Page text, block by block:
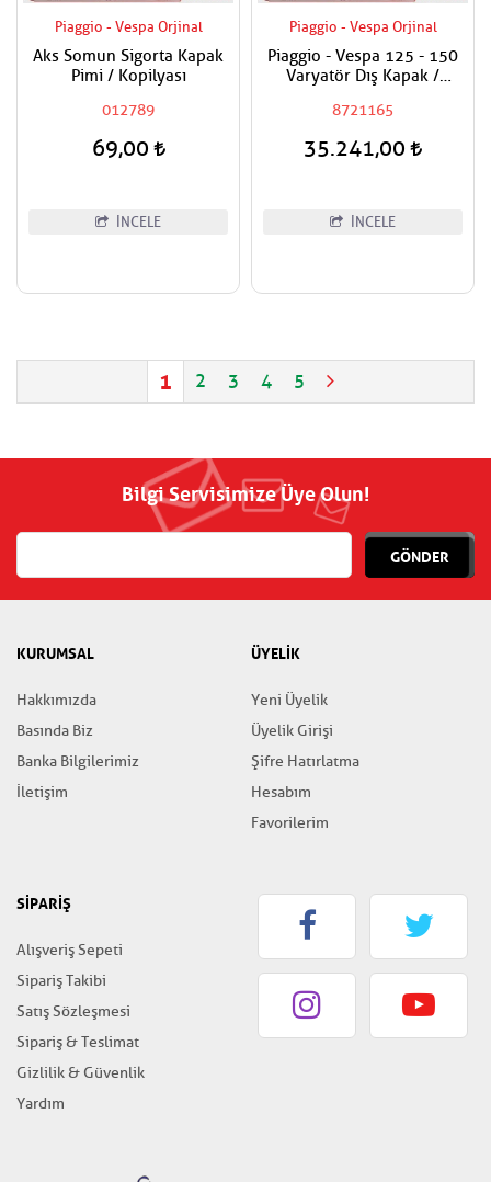
Piaggio - Vespa Orjinal
Aks Somun Sigorta Kapak
Pimi / Kopilyası
012789
69,00
İNCELE
Piaggio - Vespa Orjinal
Piaggio - Vespa 125 - 150
Varyatör Dış Kapak /
8721165
35.241,00
İNCELE
1 2 3 4 5
Bilgi Servisimize Üye Olun!
GÖNDER
KURUMSAL
Hakkımızda
Basında Biz
Banka Bilgilerimiz
İletişim
ÜYELİK
Yeni Üyelik
Üyelik Girişi
Şifre Hatırlatma
Hesabım
Favorilerim
SİPARİŞ
Alışveriş Sepeti
Sipariş Takibi
Satış Sözleşmesi
Sipariş & Teslimat
Gizlilik & Güvenlik
Yardım